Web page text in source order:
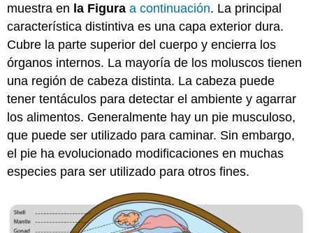
muestra en la Figura a continuación. La principal
característica distintiva es una capa exterior dura.
Cubre la parte superior del cuerpo y encierra los
órganos internos. La mayoría de los moluscos tienen
una región de cabeza distinta. La cabeza puede
tener tentáculos para detectar el ambiente y agarrar
los alimentos. Generalmente hay un pie musculoso,
que puede ser utilizado para caminar. Sin embargo,
el pie ha evolucionado modificaciones en muchas
especies para ser utilizado para otros fines.